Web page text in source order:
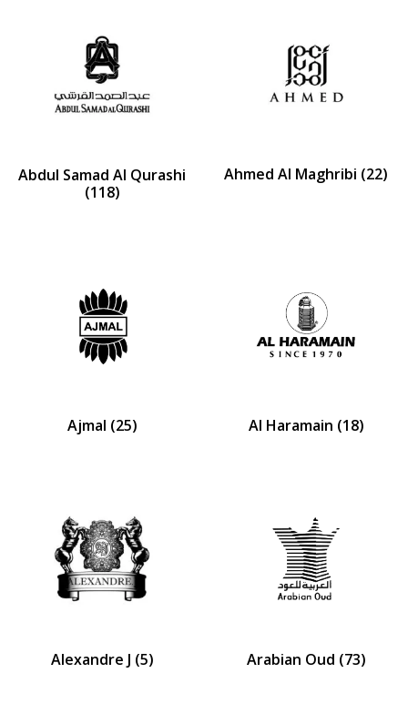
Abdul Samad Al Qurashi
(118)
Ahmed Al Maghribi (22)
Ajmal (25) Al Haramain (18)
Alexandre J (5) Arabian Oud (73)